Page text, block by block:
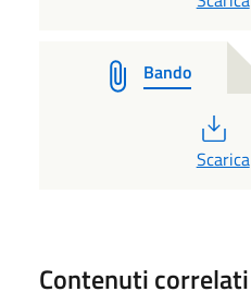
Bando
PDF
Scarica
Contenuti correlati